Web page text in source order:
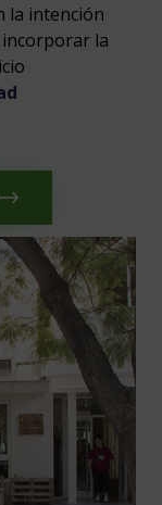
la intención
la